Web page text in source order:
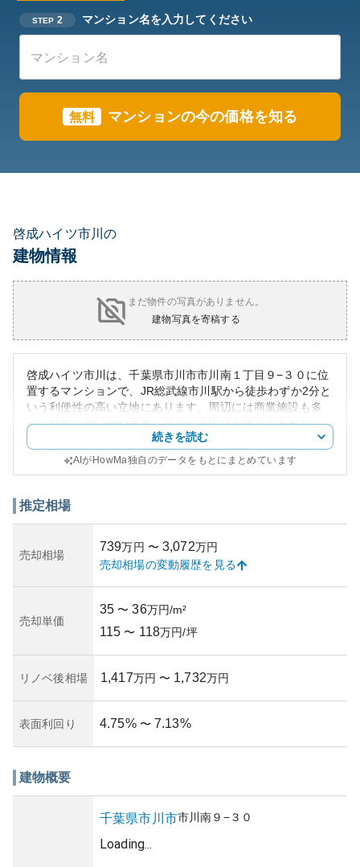
STEP 2 マンション名を入力してください
無料 マンションの今の価格を知る
啓成ハイツ市川の
建物情報
まだ物件の写真がありません。
建物写真を寄稿する
啓成ハイツ市川は、千葉県市川市市川南１丁目９−３０に位
置するマンションで、JR総武線市川駅から徒歩わずか2分と
いう利便性の高い立地にあります。周辺には商業施設も多
く、日常の買い物や食事、娯楽の選択肢が豊富であるた
め、非常に生活しやすい環境が整っています。
マンションの外観は、周囲の住宅街と調和するデザイン
は、不動産としての資産価値を高めており、市場において
所有リスクに関しても、交通アクセスの良さや長く続く市
川エリアの人気を考慮すると、中長期的には大きなリスク
を抱える心配が少ないと考えられます。このように、資産
すめできる物件です。築年数や建物管理の現状について
は、正確な情報がさらに求められるため、購入を検討する
続きを読む
AIがHowMa独自のデータをもとにまとめています
推定相場
売却相場
739万円 〜 3,072万円
売却相場の変動履歴を見る
売却単価
35 〜 36万円/m²
115 〜 118万円/坪
リノベ後相場 1,417万円 〜 1,732万円
表面利回り 4.75% 〜 7.13%
建物概要
千葉県市川市市川南９−３０
Loading...